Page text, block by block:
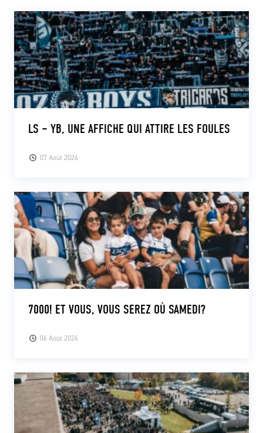
07 Août 2026
LS – YB, UNE AFFICHE QUI ATTIRE LES FOULES
06 Août 2026
7000! ET VOUS, VOUS SEREZ OÙ SAMEDI?